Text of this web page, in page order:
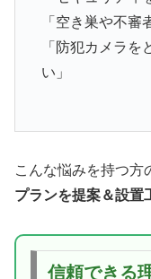
「空き巣や不審
「防犯カメラ
い」
こんな悩みを持つ方
プランを提案＆設置
信頼できる